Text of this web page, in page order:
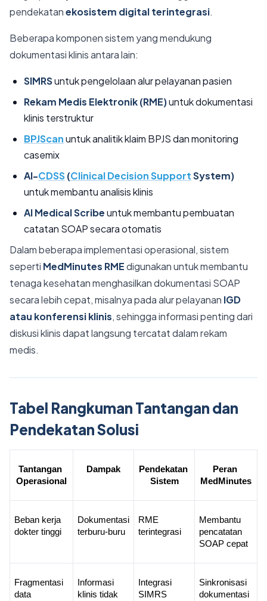
pendekatanekosistem digital terintegrasi.
Beberapa komponen sistem yang mendukung
dokumentasi klinis antara lain:
SIMRSuntuk pengelolaan alur pelayanan pasien
Rekam Medis Elektronik (RME)untuk dokumentasi
klinis terstruktur
BPJScanuntuk analitik klaim BPJS dan monitoring
casemix
AI-CDSS(Clinical Decision SupportSystem)
untuk membantu analisis klinis
AI Medical Scribeuntuk membantu pembuatan
catatan SOAP secara otomatis
Dalam beberapa implementasi operasional, sistem
seperti MedMinutes RMEdigunakan untuk membantu
tenaga kesehatan menghasilkan dokumentasi SOAP
secara lebih cepat, misalnya pada alur pelayanan IGD
atau konferensi klinis, sehingga informasi penting dari
diskusi klinis dapat langsung tercatat dalam rekam
medis.
Tabel Rangkuman Tantangan dan
Pendekatan Solusi
Tantangan
Operasional
Dampak
Pendekatan
Sistem
Peran
MedMinutes
Beban kerja
dokter tinggi
Dokumentasi
terburu-buru
RME
terintegrasi
Membantu
pencatatan
SOAP cepat
Fragmentasi
data
Informasi
klinis tidak
Integrasi
SIMRS
Sinkronisasi
dokumentasi